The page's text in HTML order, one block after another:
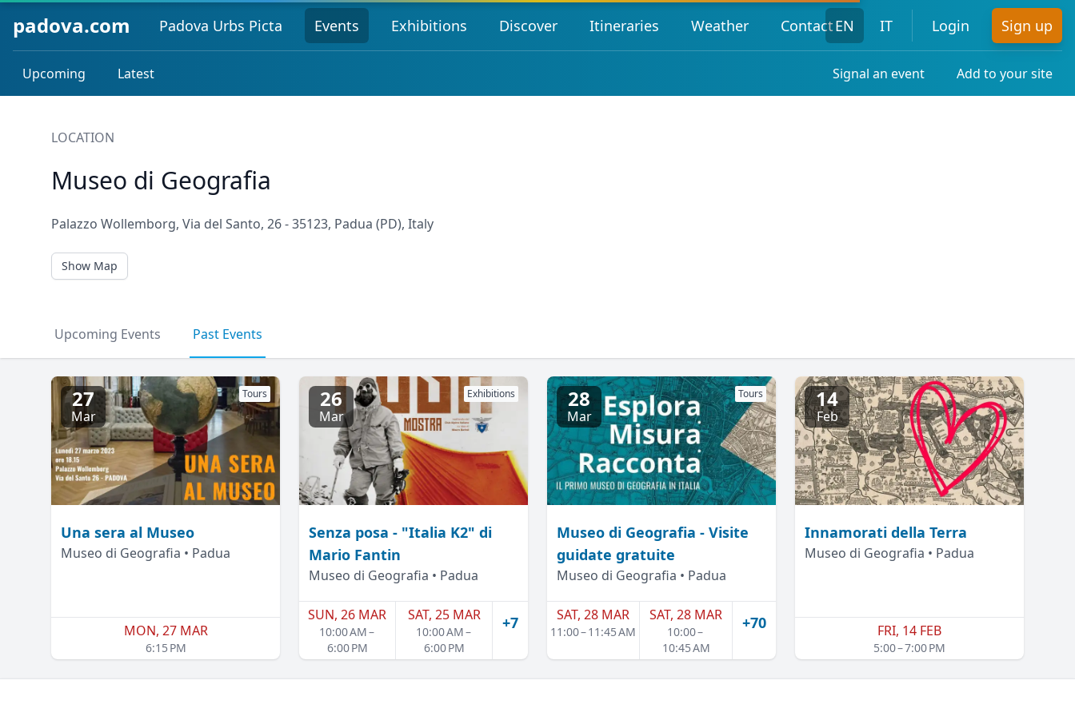
padova.com Padova Urbs Picta Events Exhibitions Discover Itineraries Weather ContactEN IT Login Sign up
Upcoming Latest Signal an event Add to your site
LOCATION
Museo di Geografia
Palazzo Wollemborg, Via del Santo, 26 - 35123, Padua (PD), Italy
Show Map
Upcoming Events Past Events
27
Mar
Tours
Una sera al Museo
Museo di Geografia • Padua
MON, 27 MAR
6:15 PM
26
Mar
Exhibitions
Senza posa - "Italia K2" di
Mario Fantin
Museo di Geografia • Padua
SUN, 26 MAR
10:00 AM –
6:00 PM
SAT, 25 MAR
10:00 AM –
6:00 PM
+7
28
Mar
Tours
Museo di Geografia - Visite
guidate gratuite
Museo di Geografia • Padua
SAT, 28 MAR
11:00 – 11:45 AM
SAT, 28 MAR
10:00 –
10:45 AM
+70
14
Feb
Innamorati della Terra
Museo di Geografia • Padua
FRI, 14 FEB
5:00 – 7:00 PM